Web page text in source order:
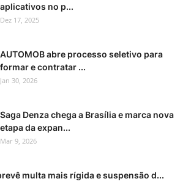
aplicativos no p...
Dez 17, 2025
AUTOMOB abre processo seletivo para
formar e contratar ...
Jan 30, 2026
Saga Denza chega a Brasília e marca nova
etapa da expan...
Mar 9, 2026
multa mais rígida e suspensão d...